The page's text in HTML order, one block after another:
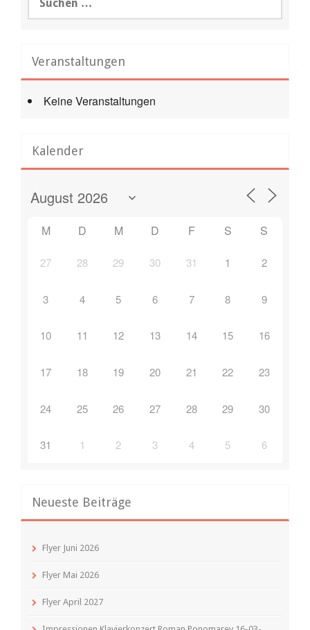
nach:
Veranstaltungen
Keine Veranstaltungen
Kalender
M D M D F S S
27 28 29 30 31 1 2
3 4 5 6 7 8 9
10 11 12 13 14 15 16
17 18 19 20 21 22 23
24 25 26 27 28 29 30
31 1 2 3 4 5 6
Neueste Beiträge
Flyer Juni 2026
Flyer Mai 2026
Flyer April 2027